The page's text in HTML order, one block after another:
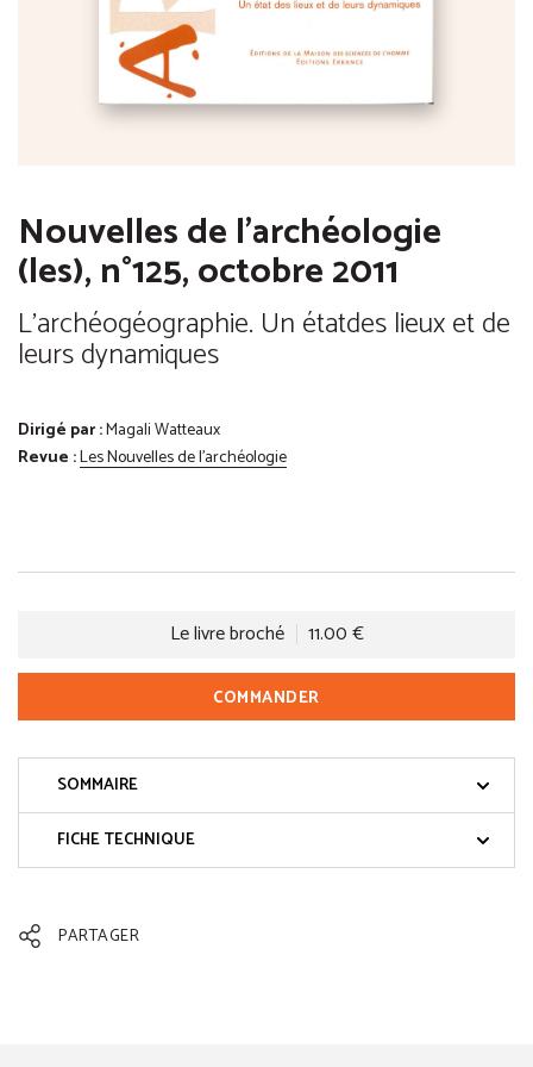
Nouvelles de l'archéologie
(les), n°125, octobre 2011
L'archéogéographie. Un étatdes lieux et de
leurs dynamiques
Dirigé par :Magali Watteaux
Revue :Les Nouvelles de l'archéologie
Le livre broché 11.00 €
COMMANDER
SOMMAIRE
FICHE TECHNIQUE
PARTAGER